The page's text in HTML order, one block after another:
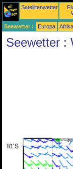
Satellitenwetter
Seewetter : Europa Afrika
Seewetter :